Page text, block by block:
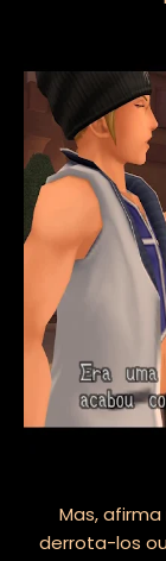
Mas,
derrota-los